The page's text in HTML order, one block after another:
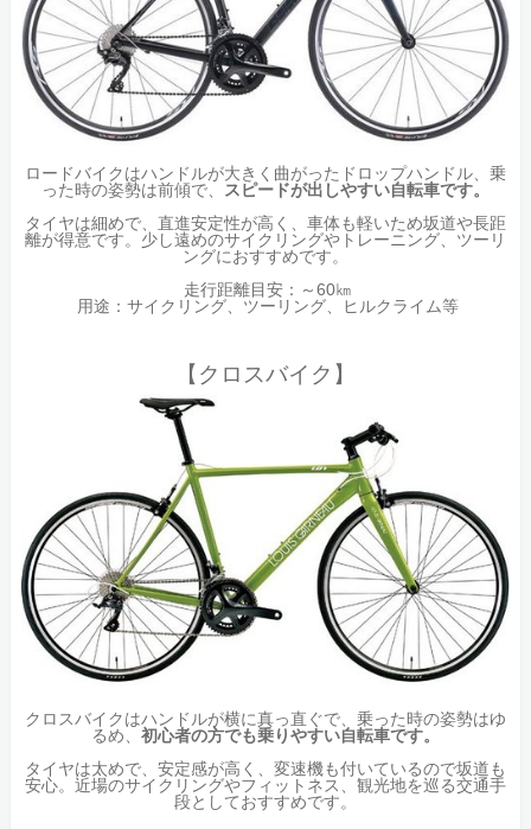
ロードバイクはハンドルが大きく曲がったドロップハンドル、乗
った時の姿勢は前傾で、
スピードが出しやすい自転車です。
タイヤは細めで、直進安定性が高く、車体も軽いため坂道や長距
離が得意です。少し遠めのサイクリングやトレーニング、ツーリ
ングにおすすめです。
走行距離目安：～60㎞
用途：サイクリング、ツーリング、ヒルクライム等
【クロスバイク】
クロスバイクはハンドルが横に真っ直ぐで、乗った時の姿勢はゆ
るめ、 初心者の方でも乗りやすい自転車です。
タイヤは太めで、安定感が高く、変速機も付いているので坂道も
安心。近場のサイクリングやフィットネス、観光地を巡る交通手
段としておすすめです。